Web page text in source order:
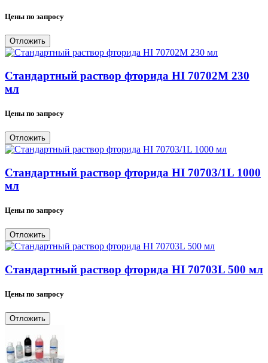
Цены по запросу
Отложить
Стандартный раствор фторида HI 70702M 230
мл
Цены по запросу
Отложить
Стандартный раствор фторида HI 70703/1L 1000
мл
Цены по запросу
Отложить
Стандартный раствор фторида HI 70703L 500 мл
Цены по запросу
Отложить